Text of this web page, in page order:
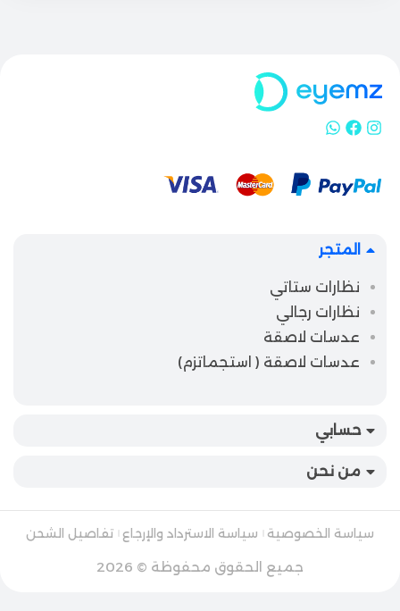
المتجر
نظارات ستاتي
نظارات رجالي
عدسات لاصقة
عدسات لاصقة ( استجماتزم)
حسابي
من نحن
سياسة الخصوصية سياسة الاسترداد والإرجاع تفاصيل الشحن
جميع الحقوق محفوظة © 2026